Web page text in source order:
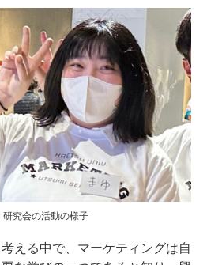
研究会の活動の様子
える中で、マーケティングは自